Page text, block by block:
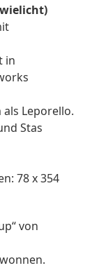
in
Leporello.
Stas
78 x 354
von